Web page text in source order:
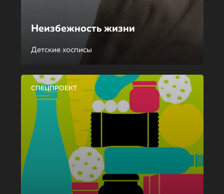
Неизбежность жизни
Детские хосписы
СПЕЦПРОЕКТ